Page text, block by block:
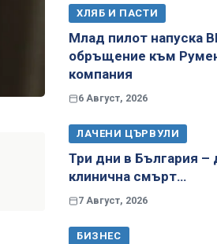
ХЛЯБ И ПАСТИ
Млад пилот напуска
обръщение към
компания
6 Август, 2026
ЛАЧЕНИ ЦЪРВУЛИ
Три дни в България –
клинична смърт…
7 Август, 2026
БИЗНЕС